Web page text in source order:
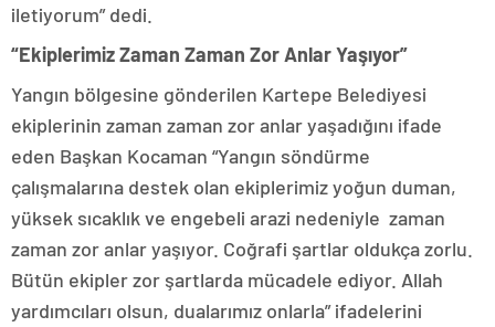
iletiyorum” dedi.
“Ekiplerimiz Zaman Zaman Zor Anlar Yaşıyor”
Yangın bölgesine gönderilen Kartepe Belediyesi
ekiplerinin zaman zaman zor anlar yaşadığını ifade
eden Başkan Kocaman “Yangın söndürme
çalışmalarına destek olan ekiplerimiz yoğun duman,
yüksek sıcaklık ve engebeli arazi nedeniyle zaman
zaman zor anlar yaşıyor. Coğrafi şartlar oldukça zorlu.
Bütün ekipler zor şartlarda mücadele ediyor. Allah
yardımcıları olsun, dualarımız onlarla” ifadelerini